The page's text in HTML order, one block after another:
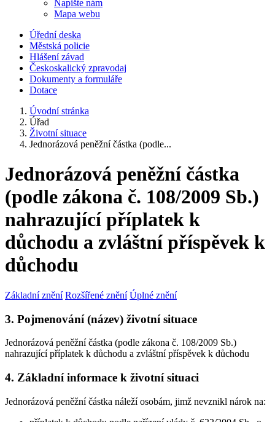
Napište nám
Mapa webu
Úřední deska
Městská policie
Hlášení závad
Českoskalický zpravodaj
Dokumenty a formuláře
Dotace
Úvodní stránka
Úřad
Životní situace
Jednorázová peněžní částka (podle...
Jednorázová peněžní částka
(podle zákona č. 108/2009 Sb.)
nahrazující příplatek k
důchodu a zvláštní příspěvek k
důchodu
Základní znění Rozšířené znění Úplné znění
3. Pojmenování (název) životní situace
Jednorázová peněžní částka (podle zákona č. 108/2009 Sb.)
nahrazující příplatek k důchodu a zvláštní příspěvek k důchodu
4. Základní informace k životní situaci
Jednorázová peněžní částka náleží osobám, jimž nevznikl nárok na: